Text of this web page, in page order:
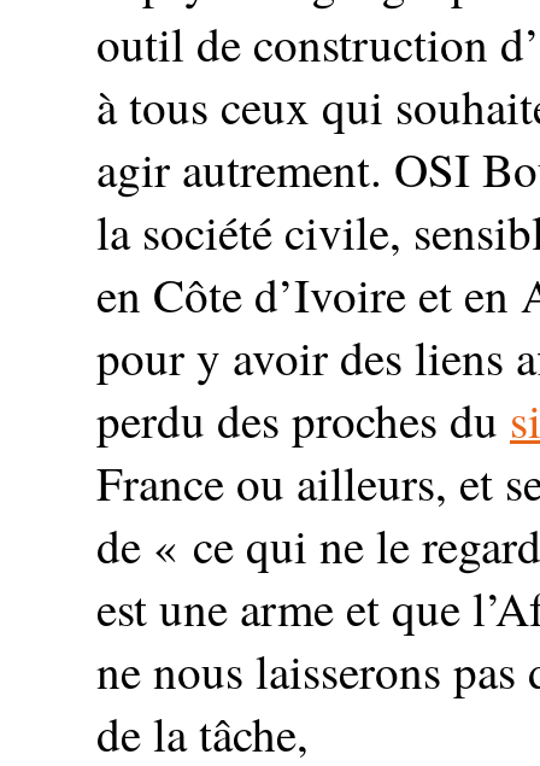
outil de construction
à tous ceux qui
agir autrement. OSI
la société civile,
en Côte d’Ivoire et en
pour y avoir des liens
perdu des proches du
France ou ailleurs, et
de « ce qui ne le
est une arme et que
ne nous laisserons
de la tâche,